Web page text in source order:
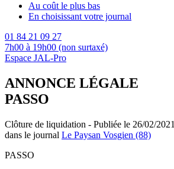
Au coût le plus bas
En choisissant votre journal
01 84 21 09 27
7h00 à 19h00 (non surtaxé)
Espace JAL-Pro
ANNONCE LÉGALE
PASSO
Clôture de liquidation - Publiée le 26/02/2021
dans le journal Le Paysan Vosgien (88)
PASSO